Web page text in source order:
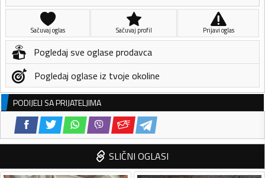
Sačuvaj oglas Sačuvaj profil Prijavi oglas
Pogledaj sve oglase prodavca
Pogledaj oglase iz tvoje okoline
PODIJELI SA PRIJATELJIMA
SLIČNI OGLASI